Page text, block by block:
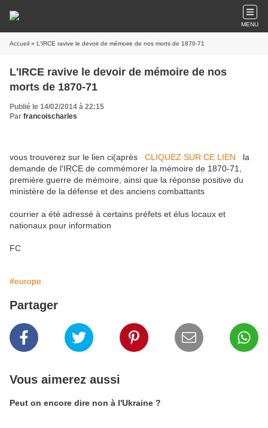
MENU
Accueil » L'IRCE ravive le devoir de mémoire de nos morts de 1870-71
L'IRCE ravive le devoir de mémoire de nos
morts de 1870-71
Publié le 14/02/2014 à 22:15
Par francoischarles
vous trouverez sur le lien ci(après CLIQUEZ SUR CE LIEN
la
demande de l'IRCE de commémorer la mémoire de 1870-71,
première guerre de mémoire, ainsi que la réponse positive du
ministère de la défense et des anciens combattants
courrier a été adressé à certains préfets et élus locaux et
nationaux pour information
FC
#europe
Partager
Vous aimerez aussi
Peut on encore dire non à l'Ukraine ?